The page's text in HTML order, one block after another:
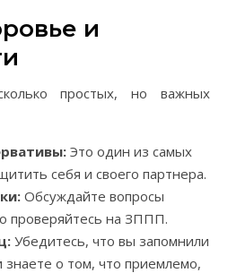
и
простых, но важных
Это один из самых
себя и своего партнера.
Обсуждайте вопросы
проверяйтесь на ЗППП.
Убедитесь, что вы запомнили
знаете о том, что приемлемо,